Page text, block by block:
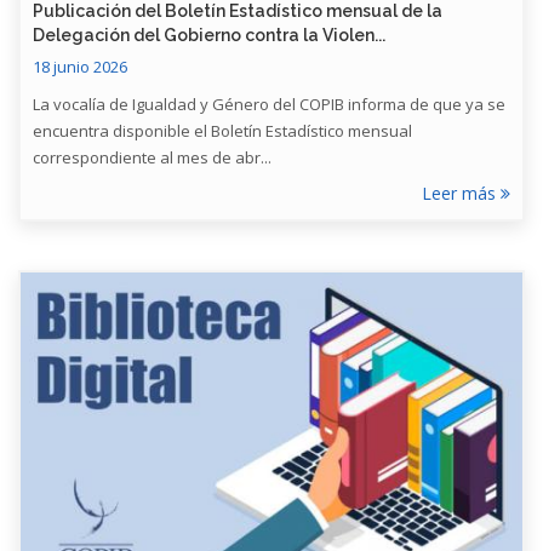
Publicación del Boletín Estadístico mensual de la
Delegación del Gobierno contra la Violen...
18 junio 2026
La vocalía de Igualdad y Género del COPIB informa de que ya se
encuentra disponible el Boletín Estadístico mensual
correspondiente al mes de abr...
Leer más